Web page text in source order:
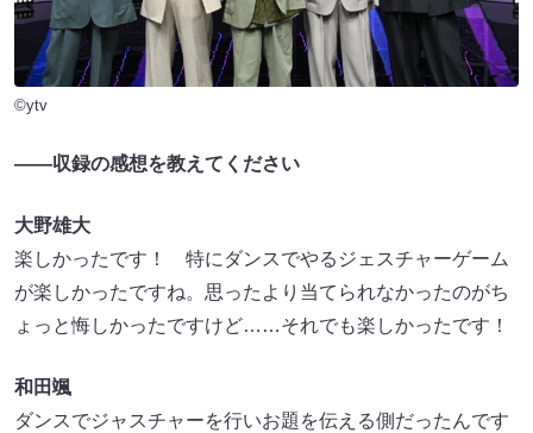
©ytv
――収録の感想を教えてください
大野雄大
楽しかったです！ 特にダンスでやるジェスチャーゲーム
が楽しかったですね。思ったより当てられなかったのがち
ょっと悔しかったですけど……それでも楽しかったです！
和田颯
ダンスでジャスチャーを行いお題を伝える側だったんです